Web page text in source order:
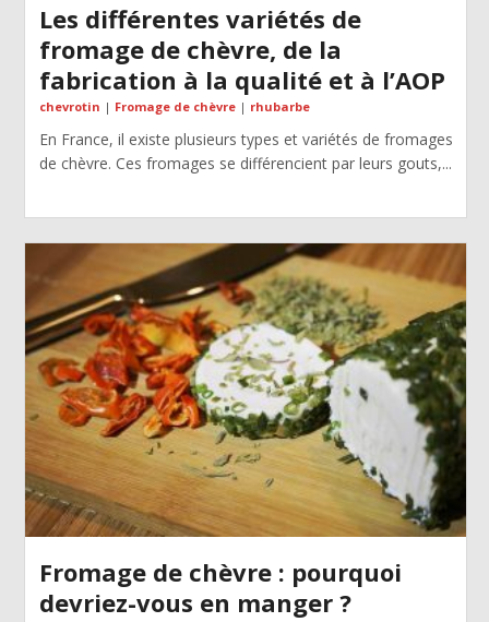
Les différentes variétés de
fromage de chèvre, de la
fabrication à la qualité et à l’AOP
chevrotin | Fromage de chèvre| rhubarbe
En France, il existe plusieurs types et variétés de fromages
de chèvre. Ces fromages se différencient par leurs gouts,...
Fromage de chèvre : pourquoi
devriez-vous en manger ?